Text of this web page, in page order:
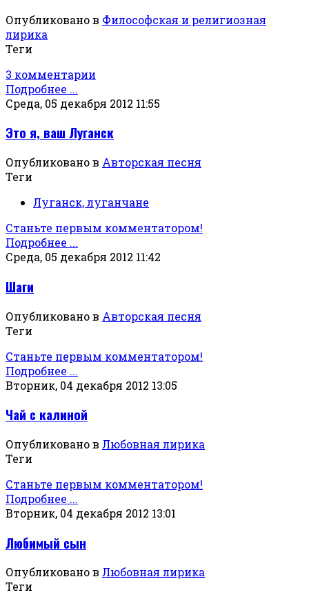
Опубликовано в Философская и религиозная
лирика
Теги
3 комментарии
Подробнее ...
Среда, 05 декабря 2012 11:55
Это я, ваш Луганск
Опубликовано в Авторская песня
Теги
Луганск, луганчане
Станьте первым комментатором!
Подробнее ...
Среда, 05 декабря 2012 11:42
Шаги
Опубликовано в Авторская песня
Теги
Станьте первым комментатором!
Подробнее ...
Вторник, 04 декабря 2012 13:05
Чай с калиной
Опубликовано в Любовная лирика
Теги
Станьте первым комментатором!
Подробнее ...
Вторник, 04 декабря 2012 13:01
Любимый сын
Опубликовано в Любовная лирика
Теги